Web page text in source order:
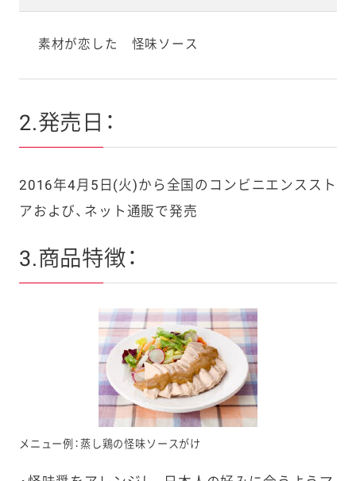
素材が恋した 怪味ソース
2.発売日：
2016年4月5日(火)から全国のコンビニエンススト
アおよび、ネット通販で発売
3.商品特徴：
メニュー例：蒸し鶏の怪味ソースがけ